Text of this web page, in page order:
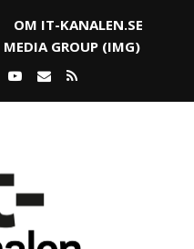
OM IT-KANALEN.SE
MEDIA GROUP (IMG)